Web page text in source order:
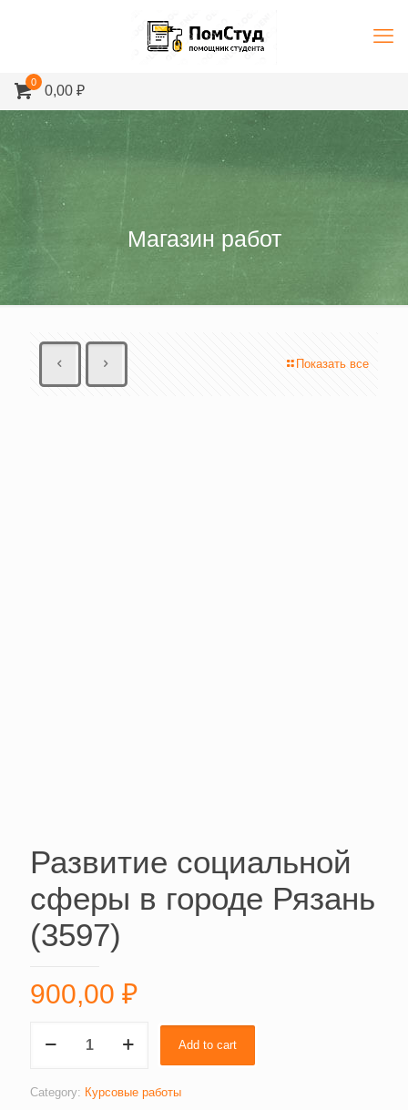
0
0,00 ₽
Магазин работ
Показать все
Развитие социальной
сферы в городе Рязань
(3597)
900,00 ₽
социальной
в
Add to cart
Category: Курсовые работы